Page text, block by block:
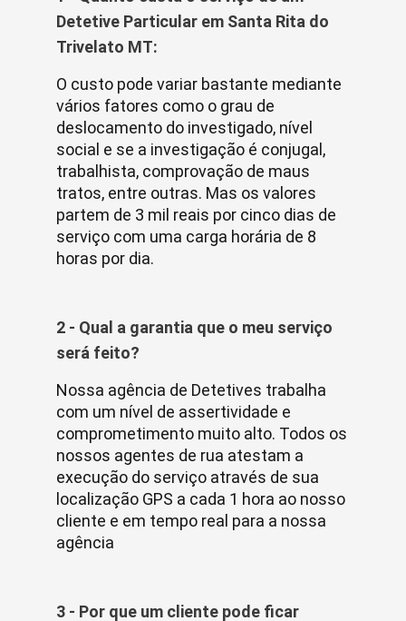
Detetive Particular em Santa Rita do
Trivelato MT:
O custo pode variar bastante mediante
vários fatores como o grau de
deslocamento do investigado, nível
social e se a investigação é conjugal,
trabalhista, comprovação de maus
tratos, entre outras. Mas os valores
partem de 3 mil reais por cinco dias de
serviço com uma carga horária de 8
horas por dia.
2 - Qual a garantia que o meu serviço
será feito?
Nossa agência de Detetives trabalha
com um nível de assertividade e
comprometimento muito alto. Todos os
nossos agentes de rua atestam a
execução do serviço através de sua
localização GPS a cada 1 hora ao nosso
cliente e em tempo real para a nossa
agência
3 - Por que um cliente pode ficar